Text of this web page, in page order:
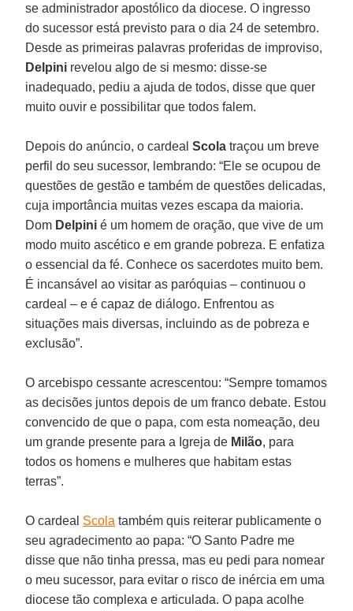
se administrador apostólico da diocese. O ingresso
do sucessor está previsto para o dia 24 de setembro.
Desde as primeiras palavras proferidas de improviso,
Delpini revelou algo de si mesmo: disse-se
inadequado, pediu a ajuda de todos, disse que quer
muito ouvir e possibilitar que todos falem.
Depois do anúncio, o cardealScola traçou um breve
perfil do seu sucessor, lembrando: “Ele se ocupou de
questões de gestão e também de questões delicadas,
cuja importância muitas vezes escapa da maioria.
Dom Delpini é um homem de oração, que vive de um
modo muito ascético e em grande pobreza. E enfatiza
o essencial da fé. Conhece os sacerdotes muito bem.
É incansável ao visitar as paróquias – continuou o
cardeal – e é capaz de diálogo. Enfrentou as
situações mais diversas, incluindo as de pobreza e
exclusão”.
O arcebispo cessante acrescentou: “Sempre tomamos
as decisões juntos depois de um franco debate. Estou
convencido de que o papa, com esta nomeação, deu
um grande presente para a Igreja de Milão, para
todos os homens e mulheres que habitam estas
terras”.
O cardeal Scola também quis reiterar publicamente o
seu agradecimento ao papa: “O Santo Padre me
disse que não tinha pressa, mas eu pedi para nomear
o meu sucessor, para evitar o risco de inércia em uma
diocese tão complexa e articulada. O papa acolhe